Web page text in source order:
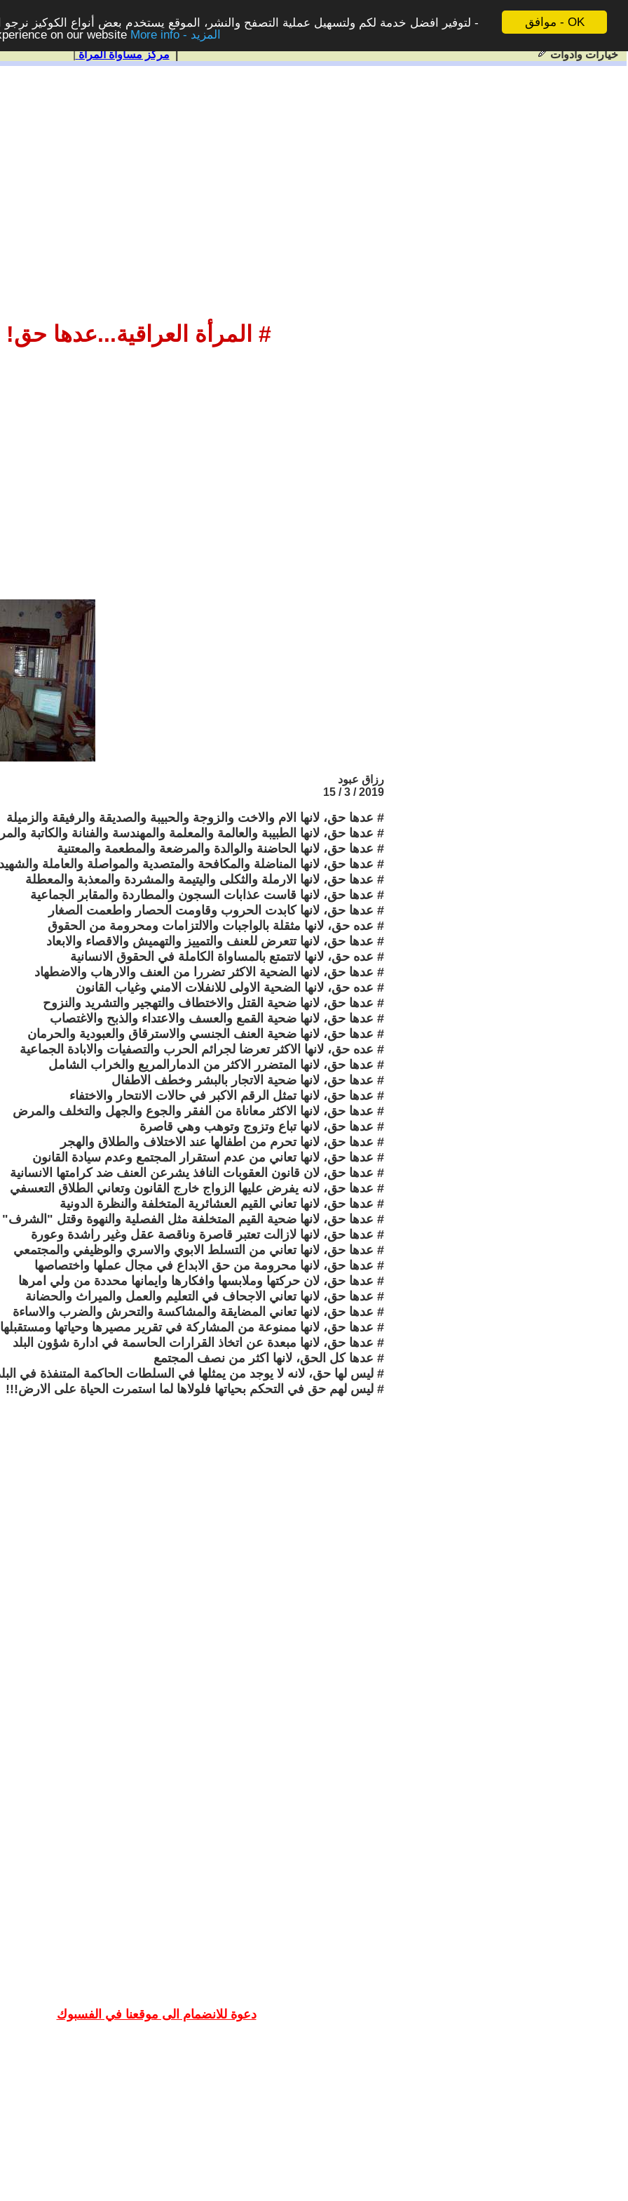
موافق - OK
لتوفير افضل خدمة لكم ولتسهيل عملية التصفح والنشر، الموقع يستخدم بعض أنواع الكوكيز
on our website
More info - المزيد
| مركز مساواة المرأة| خيارات وادوات
# المرأة العراقية...عدها حق!
رزاق عبود
2019 / 3 / 15
# عدها حق، لانها الام والاخت والزوجة والحبيبة والصديقة والرفيقة والزميلة
# عدها حق، لانها الطبيبة والعالمة والمعلمة والمهندسة والفنانة والكاتبة
# عدها حق، لانها الحاضنة والوالدة والمرضعة والمطعمة والمعتنية
# عدها حق، لانها المناضلة والمكافحة والمتصدية والمواصلة والعاملة
# عدها حق، لانها الارملة والثكلى واليتيمة والمشردة والمعذبة والمعطلة
# عدها حق، لانها قاست عذابات السجون والمطاردة والمقابر الجماعية
# عدها حق، لانها كابدت الحروب وقاومت الحصار واطعمت الصغار
# عده حق، لانها مثقلة بالواجبات والالتزامات ومحرومة من الحقوق
# عدها حق، لانها تتعرض للعنف والتمييز والتهميش والاقصاء والابعاد
# عده حق، لانها لاتتمتع بالمساواة الكاملة في الحقوق الانسانية
# عدها حق، لانها الضحية الاكثر تضررا من العنف والارهاب والاضطهاد
# عده حق، لانها الضحية الاولى للانفلات الامني وغياب القانون
# عدها حق، لانها ضحية القتل والاختطاف والتهجير والتشريد والنزوح
# عدها حق، لانها ضحية القمع والعسف والاعتداء والذبح والاغتصاب
# عدها حق، لانها ضحية العنف الجنسي والاسترقاق والعبودية والحرمان
# عده حق، لانها الاكثر تعرضا لجرائم الحرب والتصفيات والابادة الجماعية
# عدها حق، لانها المتضرر الاكثر من الدمارالمريع والخراب الشامل
# عدها حق، لانها ضحية الاتجار بالبشر وخطف الاطفال
# عدها حق، لانها تمثل الرقم الاكبر في حالات الانتحار والاختفاء
# عدها حق، لانها الاكثر معاناة من الفقر والجوع والجهل والتخلف والمرض
# عدها حق، لانها تباع وتزوج وتوهب وهي قاصرة
# عدها حق، لانها تحرم من اطفالها عند الاختلاف والطلاق والهجر
# عدها حق، لانها تعاني من عدم استقرار المجتمع وعدم سيادة القانون
# عدها حق، لان قانون العقوبات النافذ يشرعن العنف ضد كرامتها الانسانية
# عدها حق، لانه يفرض عليها الزواج خارج القانون وتعاني الطلاق التعسفي
# عدها حق، لانها تعاني القيم العشائرية المتخلفة والنظرة الدونية
# عدها حق، لانها ضحية القيم المتخلفة مثل الفصلية والنهوة وقتل "الشرف"
# عدها حق، لانها لازالت تعتبر قاصرة وناقصة عقل وغير راشدة وعورة
# عدها حق، لانها تعاني من التسلط الابوي والاسري والوظيفي والمجتمعي
# عدها حق، لانها محرومة من حق الابداع في مجال عملها واختصاصها
# عدها حق، لان حركتها وملابسها وافكارها وايمانها محددة من ولي امرها
# عدها حق، لانها تعاني الاجحاف في التعليم والعمل والميراث والحضانة
# عدها حق، لانها تعاني المضايقة والمشاكسة والتحرش والضرب والاساءة
# عدها حق، لانها ممنوعة من المشاركة في تقرير مصيرها وحياتها ومستقبلها
# عدها حق، لانها مبعدة عن اتخاذ القرارات الحاسمة في ادارة شؤون البلد
# عدها كل الحق، لانها اكثر من نصف المجتمع
# ليس لها حق، لانه لا يوجد من يمثلها في السلطات الحاكمة المتنفذة في
# ليس لهم حق في التحكم بحياتها فلولاها لما استمرت الحياة على الارض!!!
دعوة للانضمام الى موقعنا في الفسبوك